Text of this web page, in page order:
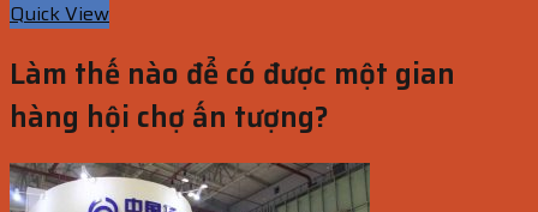
Quick View
Làm thế nào để có được một gian
hàng hội chợ ấn tượng?